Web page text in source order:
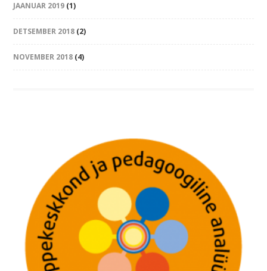
JAANUAR 2019 (1)
DETSEMBER 2018 (2)
NOVEMBER 2018 (4)